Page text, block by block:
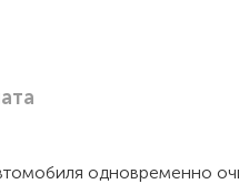
одновременно